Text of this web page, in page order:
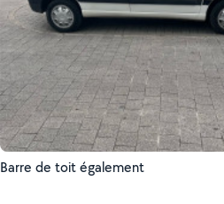
Barre de toit également